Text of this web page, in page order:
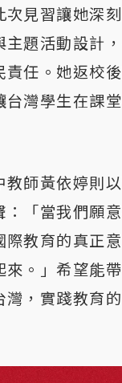
次見習讓她深
主題活動設計
責任。她返校
台灣學生在課
教師黃依婷則
「當我們願
際教育的真正
來。」希望能
灣，實踐教育